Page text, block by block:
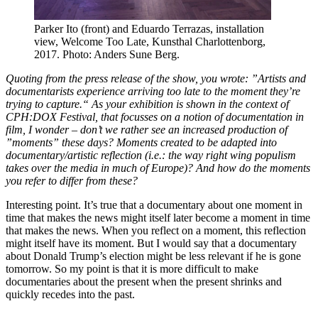
Parker Ito (front) and Eduardo Terrazas, installation
view, Welcome Too Late, Kunsthal Charlottenborg,
2017. Photo: Anders Sune Berg.
Quoting from the press release of the show, you wrote: ”Artists and
documentarists experience arriving too late to the moment they’re
trying to capture.“ As your exhibition is shown in the context of
CPH:DOX Festival, that focusses on a notion of documentation in
film, I wonder – don’t we rather see an increased production of
”moments” these days? Moments created to be adapted into
documentary/artistic reflection (i.e.: the way right wing populism
takes over the media in much of Europe)? And how do the moments
you refer to differ from these?
Interesting point. It’s true that a documentary about one moment in
time that makes the news might itself later become a moment in time
that makes the news. When you reflect on a moment, this reflection
might itself have its moment. But I would say that a documentary
about Donald Trump’s election might be less relevant if he is gone
tomorrow. So my point is that it is more difficult to make
documentaries about the present when the present shrinks and
quickly recedes into the past.